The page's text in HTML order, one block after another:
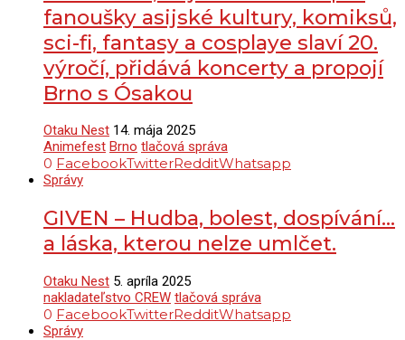
fanoušky asijské kultury, komiksů,
sci-fi, fantasy a cosplaye slaví 20.
výročí, přidává koncerty a propojí
Brno s Ósakou
Otaku Nest 14. mája 2025
Animefest Brno tlačová správa
0 FacebookTwitterRedditWhatsapp
Správy
GIVEN – Hudba, bolest, dospívání…
a láska, kterou nelze umlčet.
Otaku Nest 5. apríla 2025
nakladateľstvo CREW tlačová správa
0 FacebookTwitterRedditWhatsapp
Správy